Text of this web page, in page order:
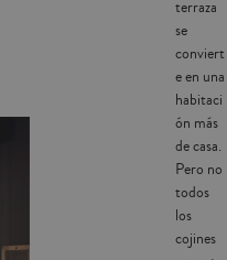
terraza
se
conviert
e en una
habitaci
ón más
de casa.
Pero no
todos
los
cojines